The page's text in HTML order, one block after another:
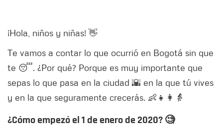
¡Hola, niños y niñas! 👋
Te vamos a contar lo que ocurrió en Bogotá sin que
te 😴. ¿Por qué? Porque es muy importante que
sepas lo que pasa en la ciudad 🌇 en la que tú vives
y en la que seguramente crecerás. 👶👧👩👵
¿Cómo empezó el 1 de enero de 2020? 🧐